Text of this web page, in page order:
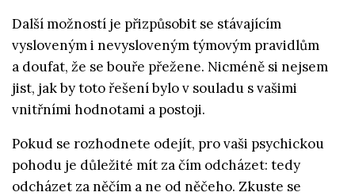
Další možností je přizpůsobit se stávajícím
vysloveným i nevysloveným týmovým pravidlům
a doufat, že se bouře přežene. Nicméně si nejsem
jist, jak by toto řešení bylo v souladu s vašimi
vnitřními hodnotami a postoji.
Pokud se rozhodnete odejít, pro vaši psychickou
pohodu je důležité mít za čím odcházet: tedy
odcházet za něčím a ne od něčeho. Zkuste se